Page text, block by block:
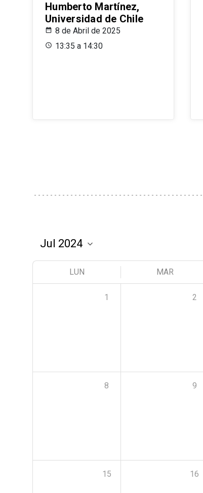
Humberto Martínez,
Universidad de Chile
8 de Abril de 2025
13:35 a 14:30
LUN MAR
1 2
8 9
15 16